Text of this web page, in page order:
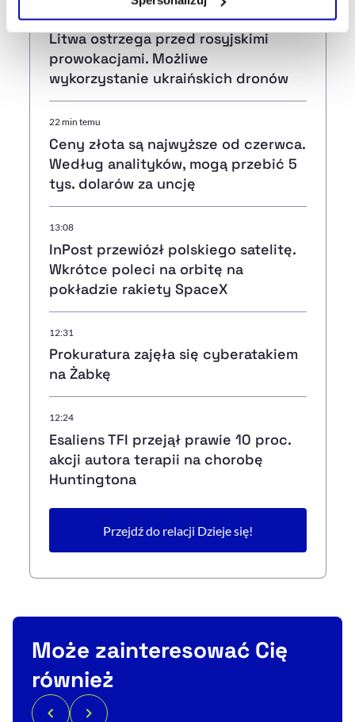
naszejPolityce Prywatności.
5 min temu
Litwa ostrzega przed rosyjskimi
prowokacjami. Możliwe
wykorzystanie ukraińskich dronów
22 min temu
Ceny złota są najwyższe od czerwca.
Według analityków, mogą przebić 5
tys. dolarów za uncję
13:08
InPost przewiózł polskiego satelitę.
Wkrótce poleci na orbitę na
pokładzie rakiety SpaceX
12:31
Prokuratura zajęła się cyberatakiem
na Żabkę
12:24
Esaliens TFI przejął prawie 10 proc.
akcji autora terapii na chorobę
Huntingtona
Przejdź do relacji Dzieje się!
Może zainteresować Cię
również